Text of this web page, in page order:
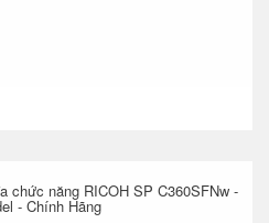
chức năng RICOH SP C360SFNw -
- Chính Hãng